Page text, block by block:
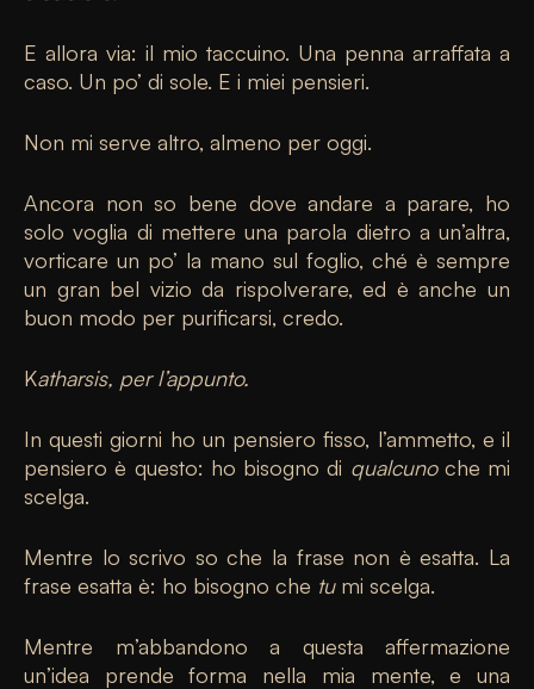
E allora via: il mio taccuino. Una penna arraffata a
caso. Un po’ di sole. E i miei pensieri.
Non mi serve altro, almeno per oggi.
Ancora non so bene dove andare a parare, ho
solo voglia di mettere una parola dietro a un’altra,
vorticare un po’ la mano sul foglio, ché è sempre
un gran bel vizio da rispolverare, ed è anche un
buon modo per purificarsi, credo.
Katharsis, per l’appunto.
In questi giorni ho un pensiero fisso, l’ammetto, e il
pensiero è questo: ho bisogno di qualcunoche mi
scelga.
Mentre lo scrivo so che la frase non è esatta. La
frase esatta è: ho bisogno che tumi scelga.
Mentre m’abbandono a questa affermazione
un’idea prende forma nella mia mente, e una